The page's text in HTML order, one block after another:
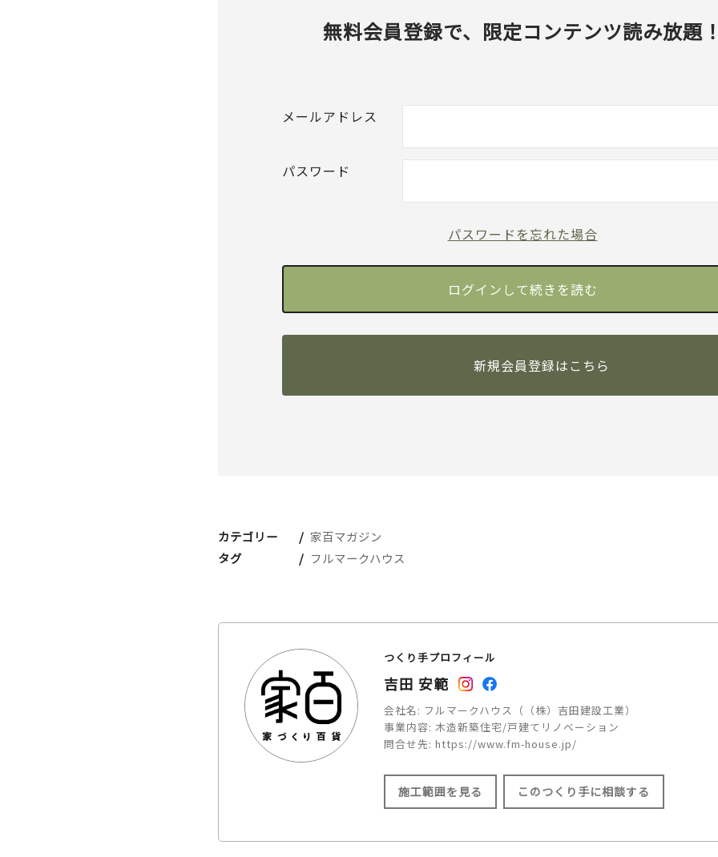
無料会員登録で、限定コンテンツ読み放題
メールアドレス
パスワード
パスワードを忘れた場合
新規会員登録はこちら
カテゴリー
家百マガジン
タグ
フルマークハウス
つくり手プロフィール
吉田 安範
会社名: フルマークハウス（（株）吉田建設工業）
事業内容: 木造新築住宅/戸建てリノベーション
問合せ先: https://www.fm-house.jp/
施工範囲を見る このつくり手に相談する